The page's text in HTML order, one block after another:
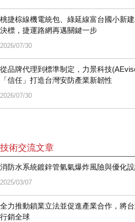
桃捷棕線機電統包、綠延線富台國小新
決標，捷運路網再邁關鍵一步
2026/07/30
從品牌代理到標準制定，力景科技
「信任」打造台灣安防產業新韌性
2026/07/30
技術交流文章
消防水系統鍍鋅管氫氣爆炸風險與優化
2025/03/07
全力推動鎖業立法並促進產業合作，將
行銷全球